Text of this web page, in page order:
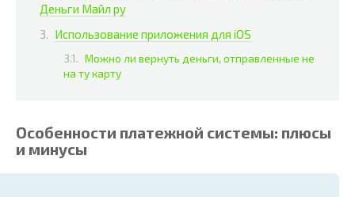
Деньги Майл ру
Использование приложения для iOS
Можно ли вернуть деньги, отправленные не
на ту карту
Особенности платежной системы: плюсы
и минусы